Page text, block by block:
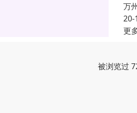
万
20-
更
被浏览过